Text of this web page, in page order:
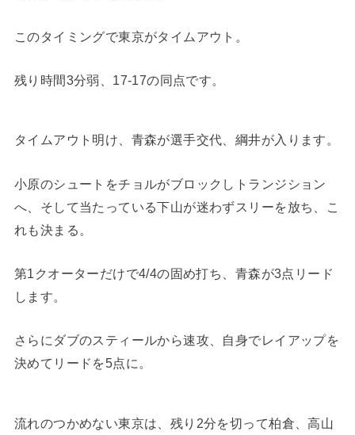
このタイミングで東京がタイムアウト。
残り時間3分弱、17-17の同点です。
タイムアウト明け、青森が選手交代、綱井が入ります。
小原のシュートをチョルがブロックしトランジション
へ、そして当たっている下山が迷わずスリーを放ち、こ
れも決まる。
第1クオーターだけで4/4の固め打ち、青森が3点リード
します。
さらにダブのスティールから速攻、自身でレイアップを
決めてリードを5点に。
流れのつかめない東京は、残り2分を切って柏倉、高山